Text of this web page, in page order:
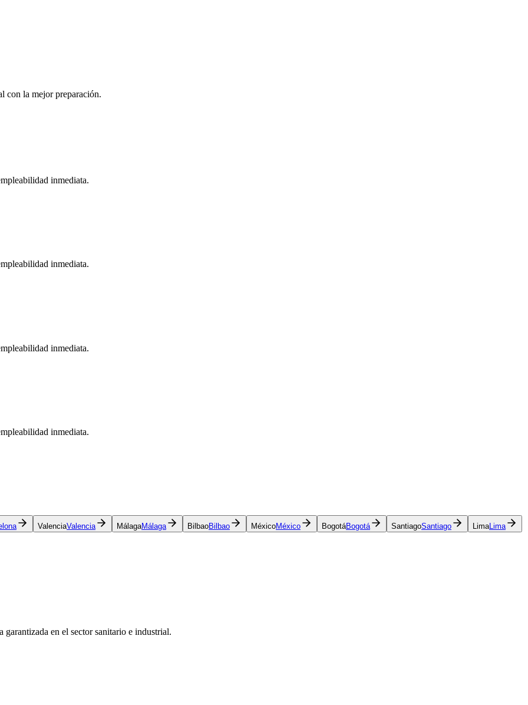
con la mejor preparación.
inmediata.
inmediata.
inmediata.
inmediata.
ValenciaValencia MálagaMálaga BilbaoBilbao MéxicoMéxico BogotáBogotá SantiagoSantiago Lima Lima
en el sector sanitario e industrial.